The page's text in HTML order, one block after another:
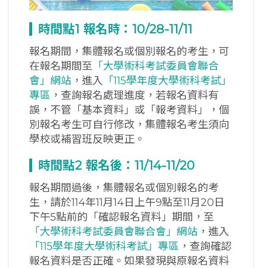
時間點1 報名時：10/28-11/11
報名期間，集體報名或個別報名的考生，可
在報名期間至 「大學術科考試委員會聯合
會」網站 ，進入 「115學年度大學術科考試」
專區 ，查詢報名處理進度，若報名資料有
誤，不管「基本資料」或「報考資料」，個
別報名考生可自行修改，集體報名考生須向
學校或補習班反映更正。
時間點2 報名後：11/14-11/20
報名期間過後，集體報名或個別報名的考
生，請於114年11月14日上午9點至11月20日
下午5點前的「確認報名資料」期間，至
「大學術科考試委員會聯合會」網站 ，進入
「115學年度大學術科考試」專區 ，查詢確認
報名資料是否正確。如果發現與原報名資料